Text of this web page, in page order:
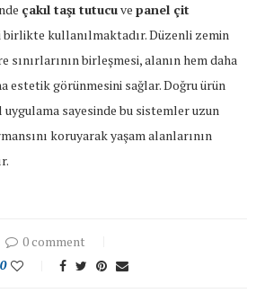
çakıl taşı tutucuve panel çit
kullanılmaktadır. Düzenli zemin
sınırlarının birleşmesi, alanın hem daha
estetik görünmesini sağlar. Doğru ürün
sayesinde bu sistemler uzun
koruyarak yaşam alanlarının
0 comment
0